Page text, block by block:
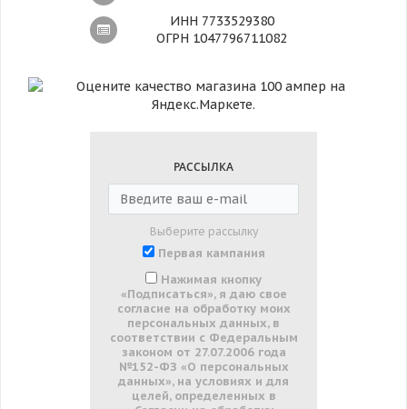
ИНН 7733529380
ОГРН 1047796711082
РАССЫЛКА
Выберите рассылку
Первая кампания
Нажимая кнопку
«Подписаться», я даю свое
согласие на обработку моих
персональных данных, в
соответствии с Федеральным
законом от 27.07.2006 года
№152-ФЗ «О персональных
данных», на условиях и для
целей, определенных в